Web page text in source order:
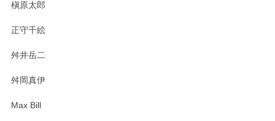
槇原太郎
正守千絵
舛井岳二
舛岡真伊
Max Bill